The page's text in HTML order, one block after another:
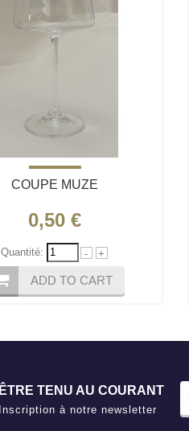
COUPE MUZE
0,50 €
Quantité: - +
ADD TO CART
ÊTRE TENU AU COURANT
Inscription à notre newsletter